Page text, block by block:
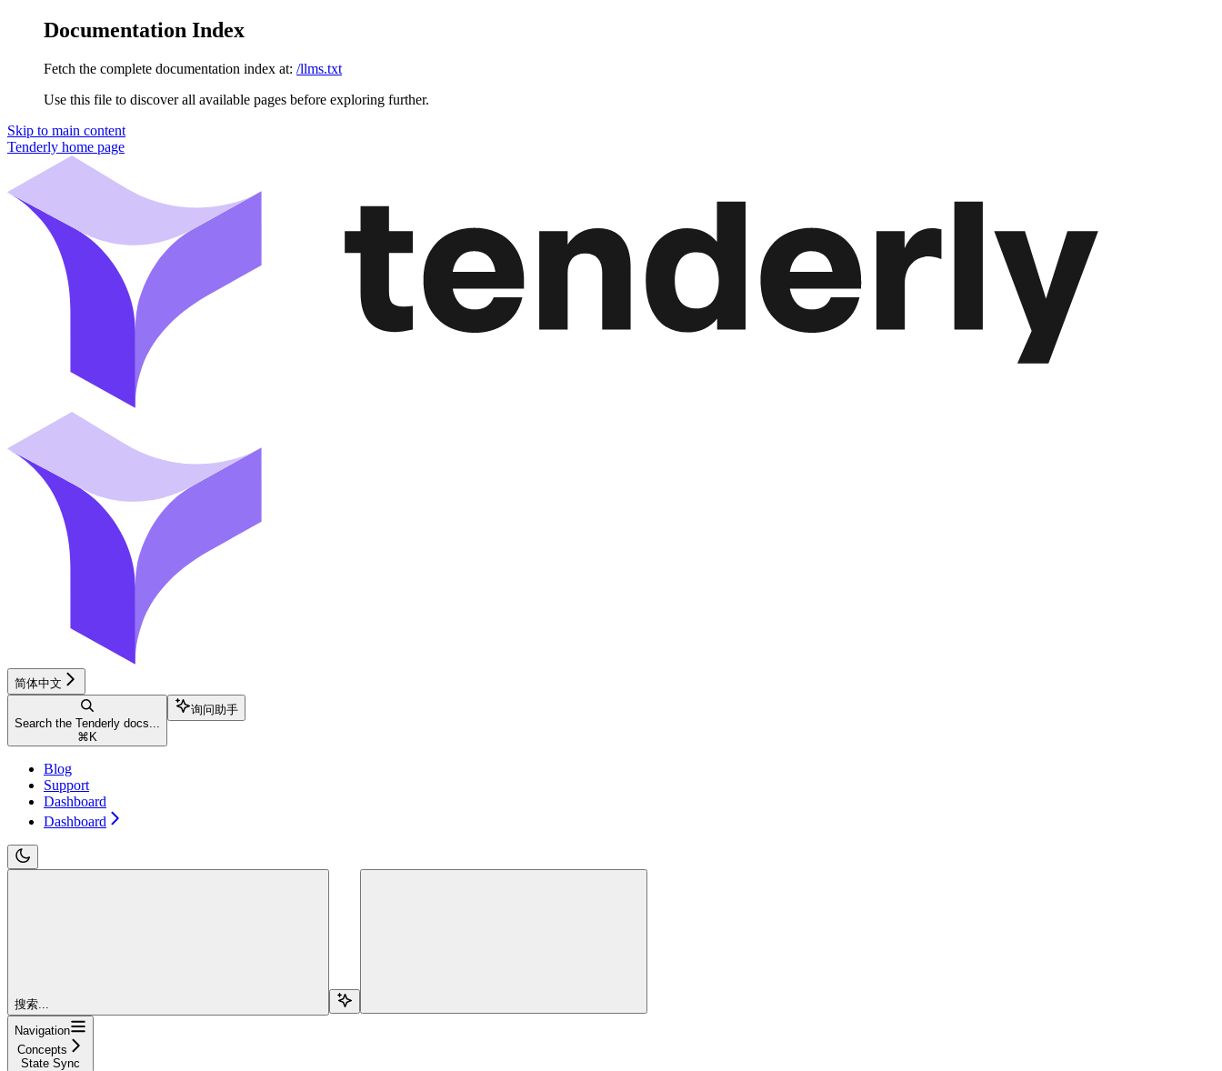
Documentation Index
Fetch the complete documentation index at: /llms.txt
Use this file to discover all available pages before exploring further.
Skip to main content
Tenderly home page
简体中文
Search the Tenderly docs...
⌘ K
询问助手
Blog
Support
Dashboard
Dashboard
搜索...
Navigation
Concepts
State Sync